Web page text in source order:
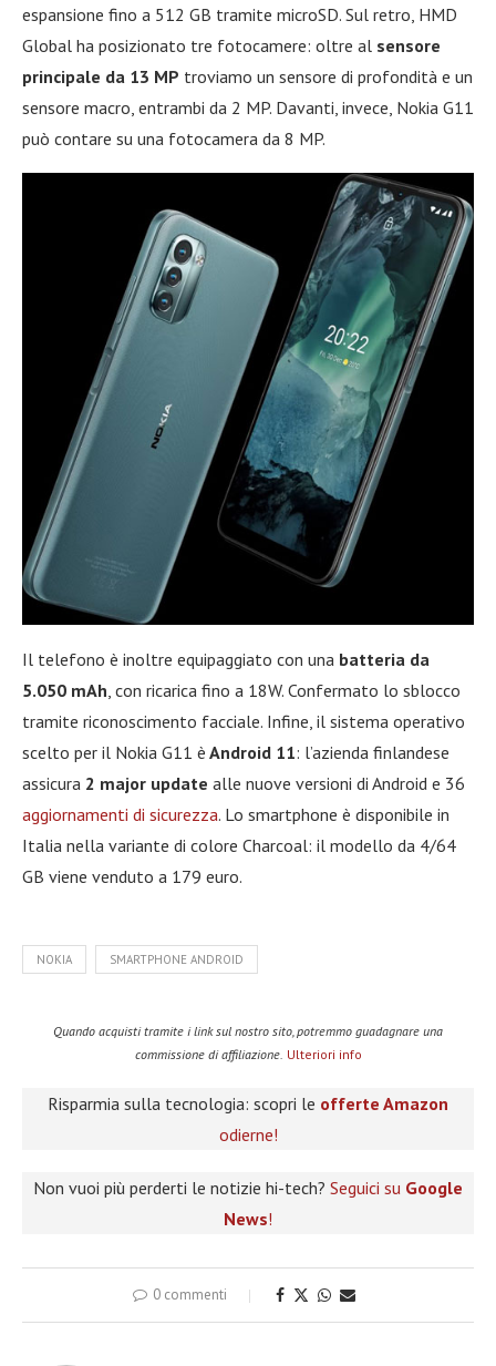
espansione fino a 512 GB tramite microSD. Sul retro, HMD
Global ha posizionato tre fotocamere: oltre al sensore
principale da 13 MP troviamo un sensore di profondità e un
sensore macro, entrambi da 2 MP. Davanti, invece, Nokia G11
può contare su una fotocamera da 8 MP.
Il telefono è inoltre equipaggiato con una batteria da
5.050 mAh, con ricarica fino a 18W. Confermato lo sblocco
tramite riconoscimento facciale. Infine, il sistema operativo
scelto per il Nokia G11 è Android 11: l’azienda finlandese
assicura 2 major update alle nuove versioni di Android e 36
aggiornamenti di sicurezza. Lo smartphone è disponibile in
Italia nella variante di colore Charcoal: il modello da 4/64
GB viene venduto a 179 euro.
NOKIA SMARTPHONE ANDROID
Quando acquisti tramite i link sul nostro sito, potremmo guadagnare una
commissione di affiliazione. Ulteriori info
Risparmia sulla tecnologia: scopri le offerte Amazon
odierne!
Non vuoi più perderti le notizie hi-tech? Seguici su Google
News!
0 commenti